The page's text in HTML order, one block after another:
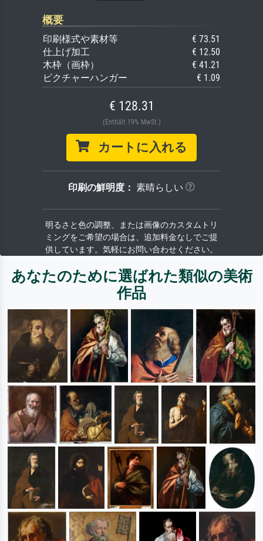
概要
印刷様式や素材等
€ 73.51
仕上げ加工
€ 12.50
木枠（画枠）
€ 41.21
ピクチャーハンガー
€ 1.09
€ 128.31
(Enthält 19% MwSt.)
カートに入れる
印刷の鮮明度： 素晴らしい
明るさと色の調整、または画像のカスタムトリ
ミングをご希望の場合は、追加料金なしでご提
供しています。気軽にお問い合わせください。
あなたのために選ばれた類似の美術
作品